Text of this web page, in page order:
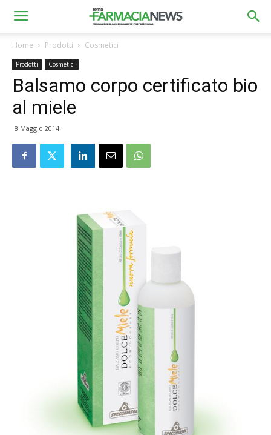
Home Prodotti Cosmetici
Prodotti Cosmetici
Balsamo corpo certificato bio
al miele
8 Maggio 2014